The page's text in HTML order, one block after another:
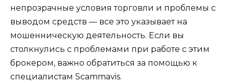
непрозрачные условия торговли и проблемы с
выводом средств — все это указывает на
мошенническую деятельность. Если вы
столкнулись с проблемами при работе с этим
брокером, важно обратиться за помощью к
специалистам Scammavis.